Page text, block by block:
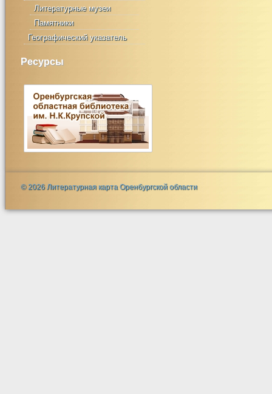
Литературные музеи
Памятники
Географический указатель
Ресурсы
© 2026 Литературная карта Оренбургской области